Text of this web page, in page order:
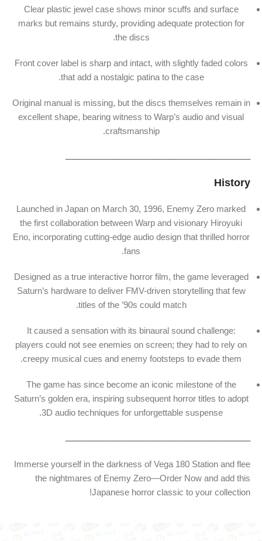
Clear plastic jewel case shows minor scuffs and surface
marks but remains sturdy, providing adequate protection for
the discs.
Front cover label is sharp and intact, with slightly faded colors
that add a nostalgic patina to the case.
Original manual is missing, but the discs themselves remain in
excellent shape, bearing witness to Warp’s audio and visual
craftsmanship.
ـــــــــــــــــــــــــــــــــــــــــــــــــــــــــــــــــــــــــــــــ
History
Launched in Japan on March 30, 1996, Enemy Zero marked
the first collaboration between Warp and visionary Hiroyuki
Eno, incorporating cutting-edge audio design that thrilled horror
fans.
Designed as a true interactive horror film, the game leveraged
Saturn’s hardware to deliver FMV-driven storytelling that few
titles of the ’90s could match.
It caused a sensation with its binaural sound challenge:
players could not see enemies on screen; they had to rely on
creepy musical cues and enemy footsteps to evade them.
The game has since become an iconic milestone of the
Saturn’s golden era, inspiring subsequent horror titles to adopt
3D audio techniques for unforgettable suspense.
ـــــــــــــــــــــــــــــــــــــــــــــــــــــــــــــــــــــــــــــــ
Immerse yourself in the darkness of Vega 180 Station and flee
the nightmares of Enemy Zero—Order Now and add this
Japanese horror classic to your collection!